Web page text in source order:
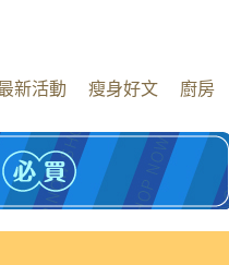
新活動 瘦身好文 廚房